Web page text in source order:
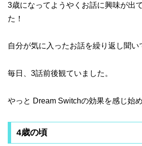
3歳になってようやくお話に興味が出
た！
自分が気に入ったお話を繰り返し聞い
毎日、3話前後観ていました。
やっと Dream Switchの効果を感じ始
4歳の頃